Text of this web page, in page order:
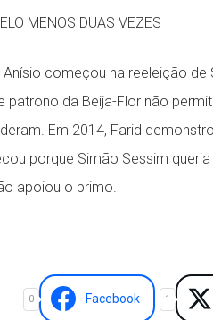
MENOS DUAS VEZES
começou na reeleição
patrono da Beija-Flor não
Em 2014, Farid
porque Simão Sessim
apoiou o primo.
0 Facebook 1